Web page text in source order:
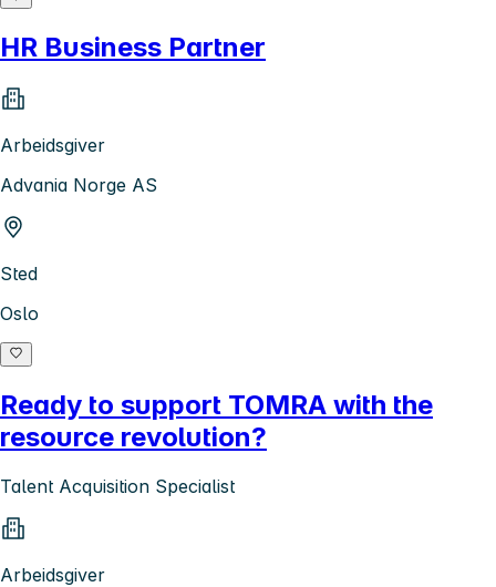
HR Business Partner
Arbeidsgiver
Advania Norge AS
Sted
Oslo
Ready to support TOMRA with the
resource revolution?
Talent Acquisition Specialist
Arbeidsgiver